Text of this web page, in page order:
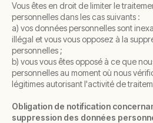
Vous êtes en droit de limiter le
personnelles dans les cas suivants :
a) vos données personnelles sont
illégal et vous vous opposez à la
personnelles ;
b) vous vous êtes opposé à ce que
personnelles au moment où nous
légitimes autorisant l'activité de
Obligation de notification
suppression des données